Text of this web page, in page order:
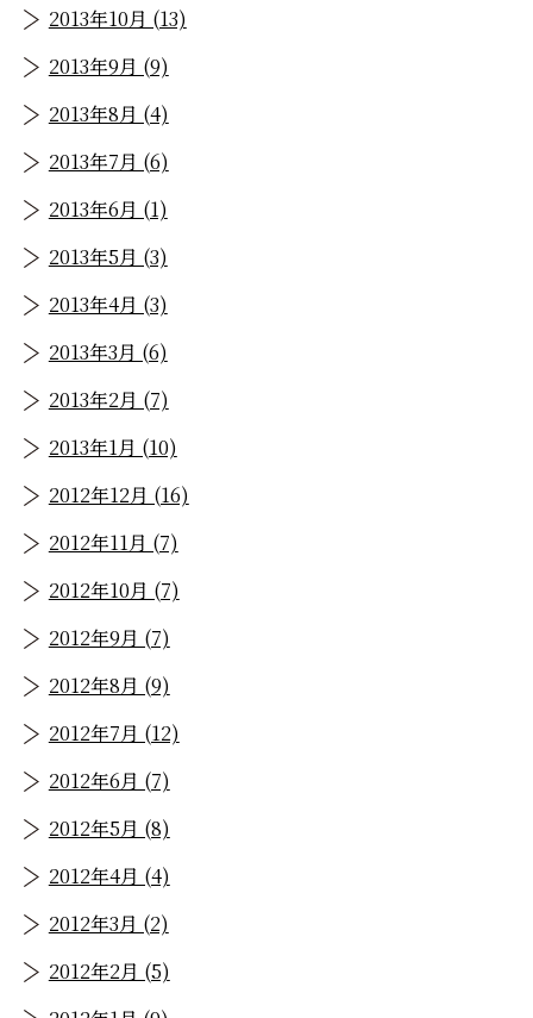
2013年10月 (13)
2013年9月 (9)
2013年8月 (4)
2013年7月 (6)
2013年6月 (1)
2013年5月 (3)
2013年4月 (3)
2013年3月 (6)
2013年2月 (7)
2013年1月 (10)
2012年12月 (16)
2012年11月 (7)
2012年10月 (7)
2012年9月 (7)
2012年8月 (9)
2012年7月 (12)
2012年6月 (7)
2012年5月 (8)
2012年4月 (4)
2012年3月 (2)
2012年2月 (5)